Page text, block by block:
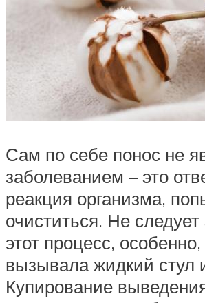
Сам по себе понос не
заболеванием – это
реакция организма,
очиститься. Не
этот процесс,
вызывала жидкий стул
Купирование